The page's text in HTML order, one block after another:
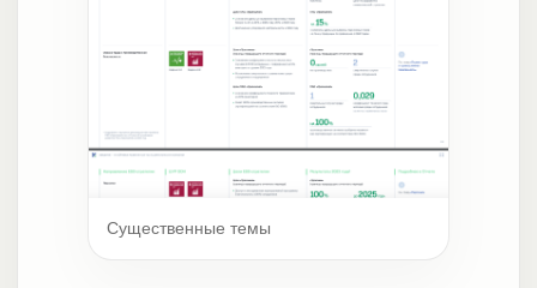
Существенные темы